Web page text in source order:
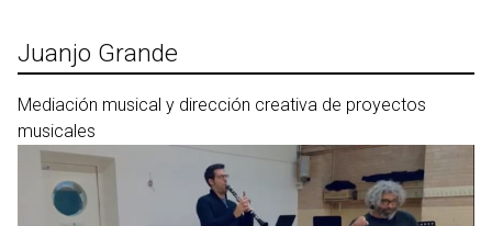
contenido
Juanjo Grande
Mediación musical y dirección creativa de proyectos
musicales